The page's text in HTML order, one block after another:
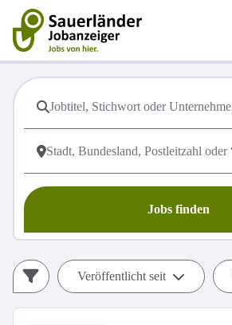
Jobs finden
Veröffentlicht seit